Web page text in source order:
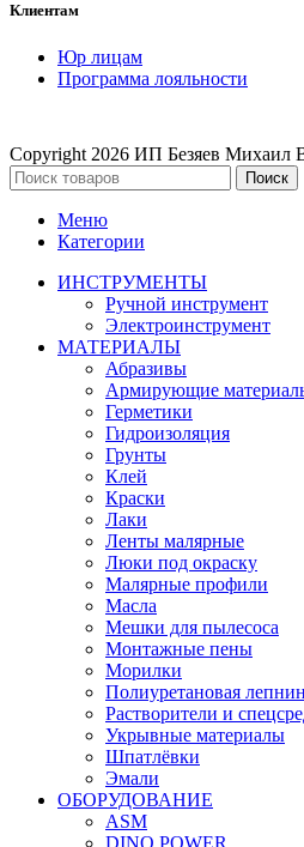
Клиентам
Юр лицам
Программа лояльности
Copyright 2026 ИП Безяев Михаил
Поиск
Меню
Категории
ИНСТРУМЕНТЫ
Ручной инструмент
Электроинструмент
МАТЕРИАЛЫ
Абразивы
Армирующие
Герметики
Гидроизоляция
Грунты
Клей
Краски
Лаки
Ленты малярные
Люки под окраску
Малярные профили
Масла
Мешки для пылесоса
Монтажные пены
Морилки
Полиуретановая
Растворители и
Укрывные материалы
Шпатлёвки
Эмали
ОБОРУДОВАНИЕ
ASM